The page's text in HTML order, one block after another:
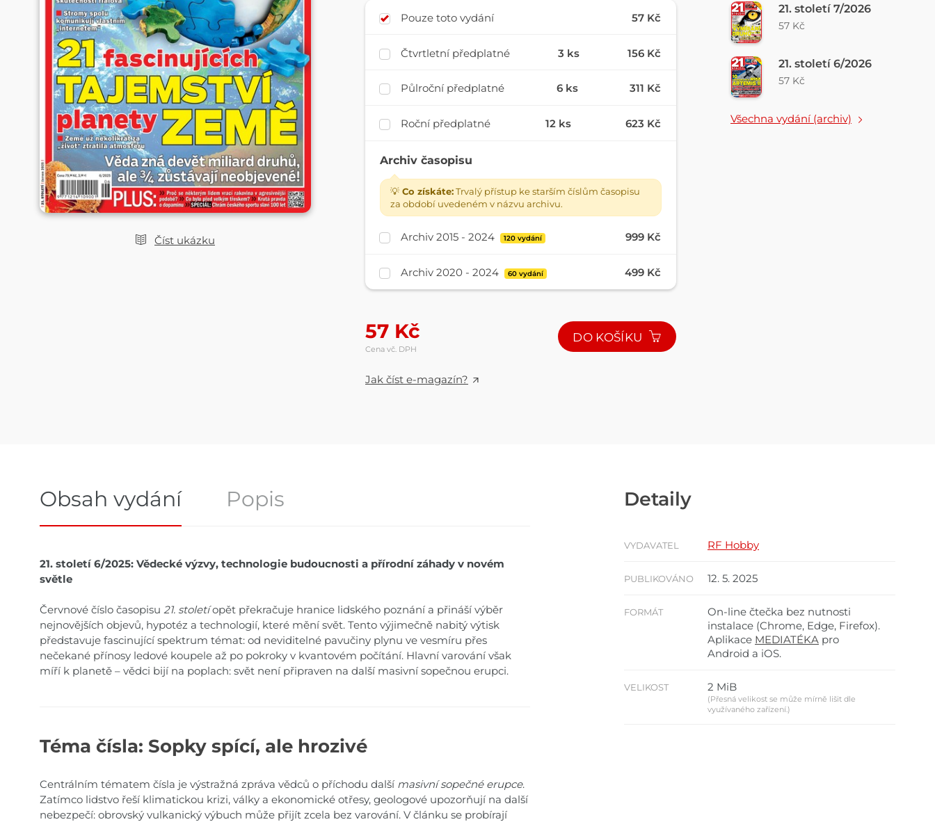
Číst ukázku
Pouze toto vydání 57 Kč
Čtvrtletní předplatné 3 ks 156 Kč
Půlroční předplatné 6 ks 311 Kč
Roční předplatné 12 ks 623 Kč
Archiv časopisu
💡 Co získáte:Trvalý přístup ke starším číslům časopisu
za období uvedeném v názvu archivu.
Archiv 2015 - 2024 120 vydání 999 Kč
Archiv 2020 - 2024 60 vydání 499 Kč
57 Kč
Cena vč. DPH
DO KOŠÍKU
Jak číst e-magazín?
21. století 7/2026
57 Kč
21. století 6/2026
57 Kč
Všechna vydání (archiv)
Obsah vydání Popis
Obsah vydání
21. století 6/2025: Vědecké výzvy, technologie budoucnosti a přírodní záhady v novém
světle
Červnové číslo časopisu 21. stoletíopět překračuje hranice lidského poznání a přináší výběr
nejnovějších objevů, hypotéz a technologií, které mění svět. Tento výjimečně nabitý výtisk
představuje fascinující spektrum témat: od neviditelné pavučiny plynu ve vesmíru přes
nečekané přínosy ledové koupele až po pokroky v kvantovém počítání. Hlavní varování však
míří k planetě – vědci bijí na poplach: svět není připraven na další masivní sopečnou erupci.
Téma čísla: Sopky spící, ale hrozivé
Centrálním tématem čísla je výstražná zpráva vědců o příchodu další masivní sopečné erupce.
Zatímco lidstvo řeší klimatickou krizi, války a ekonomické otřesy, geologové upozorňují na další
nebezpečí: obrovský vulkanický výbuch může přijít zcela bez varování. V článku se probírají
Detaily
VYDAVATEL RF Hobby
PUBLIKOVÁNO 12. 5. 2025
FORMÁT
On-line čtečka bez nutnosti
instalace (Chrome, Edge, Firefox).
Aplikace MEDIATÉKA pro
Android a iOS.
VELIKOST 2 MiB
(Přesná velikost se může mírně lišit dle
využívaného zařízení.)